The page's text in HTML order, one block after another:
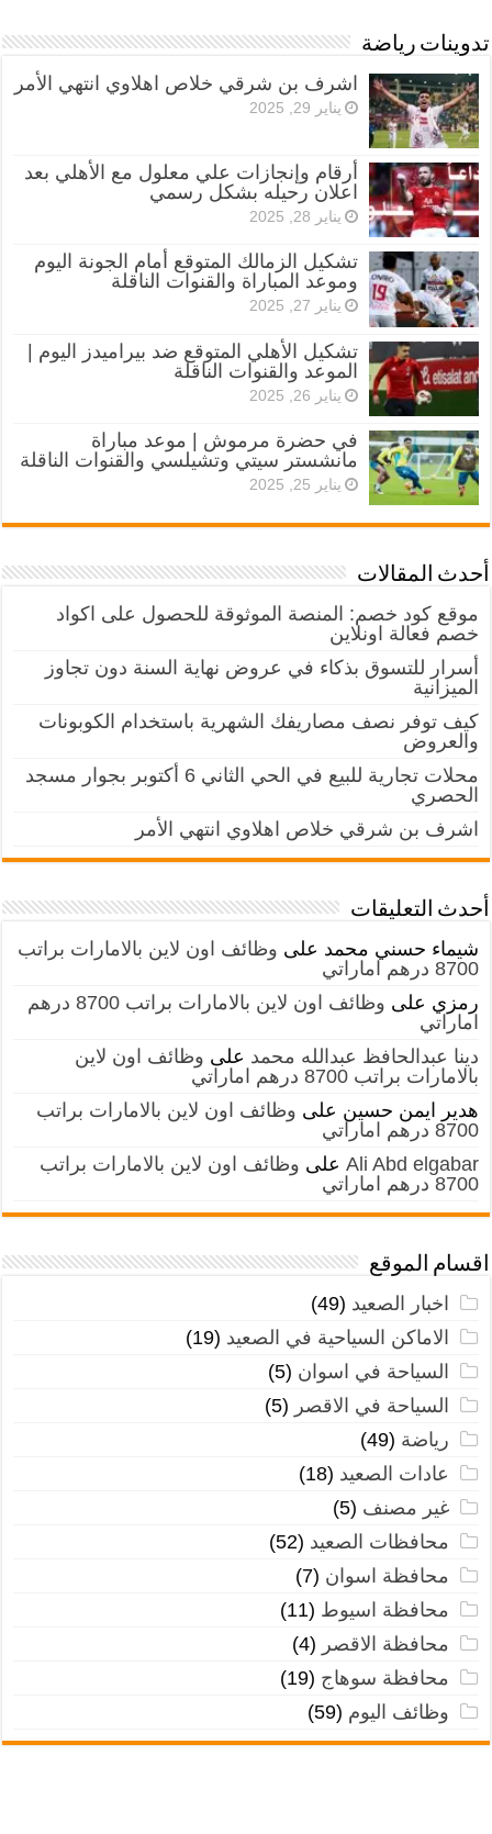
تدوينات رياضة
اشرف بن شرقي خلاص اهلاوي انتهي الأمر
يناير 29, 2025
أرقام وإنجازات علي معلول مع الأهلي بعد
اعلان رحيله بشكل رسمي
يناير 28, 2025
تشكيل الزمالك المتوقع أمام الجونة اليوم
وموعد المباراة والقنوات الناقلة
يناير 27, 2025
تشكيل الأهلي المتوقع ضد بيراميدز اليوم |
الموعد والقنوات الناقلة
يناير 26, 2025
في حضرة مرموش | موعد مباراة
مانشستر سيتي وتشيلسي والقنوات الناقلة
يناير 25, 2025
أحدث المقالات
موقع كود خصم: المنصة الموثوقة للحصول على اكواد
خصم فعالة اونلاين
أسرار للتسوق بذكاء في عروض نهاية السنة دون تجاوز
الميزانية
كيف توفر نصف مصاريفك الشهرية باستخدام الكوبونات
والعروض
محلات تجارية للبيع في الحي الثاني 6 أكتوبر بجوار مسجد
الحصري
اشرف بن شرقي خلاص اهلاوي انتهي الأمر
أحدث التعليقات
شيماء حسني محمد على وظائف اون لاين بالامارات براتب
8700 درهم اماراتي
رمزي على
وظائف اون لاين بالامارات براتب 8700 درهم
اماراتي
دينا عبدالحافظ عبدالله محمد على وظائف اون لاين
بالامارات براتب 8700 درهم اماراتي
هدير ايمن حسين على وظائف اون لاين بالامارات براتب
8700 درهم اماراتي
Ali Abd elgabar على وظائف اون لاين بالامارات براتب
8700 درهم اماراتي
اقسام الموقع
اخبار الصعيد (49)
الاماكن السياحية في الصعيد (19)
السياحة في اسوان (5)
السياحة في الاقصر (5)
رياضة (49)
عادات الصعيد (18)
غير مصنف (5)
محافظات الصعيد (52)
محافظة اسوان (7)
محافظة اسيوط (11)
محافظة الاقصر (4)
محافظة سوهاج (19)
وظائف اليوم (59)